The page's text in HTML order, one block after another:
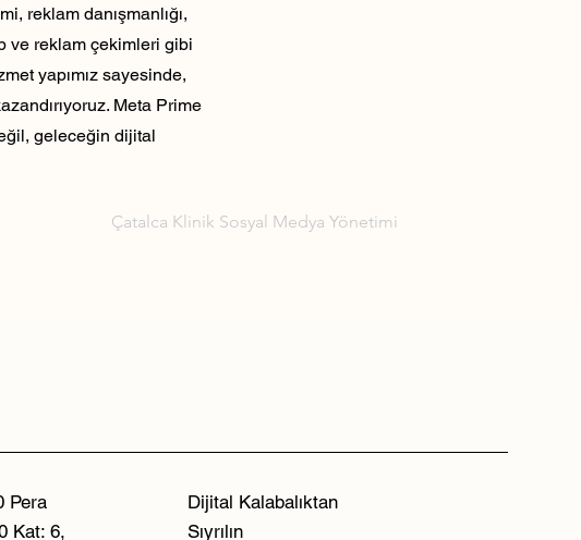
reklam danışmanlığı,
ve reklam çekimleri gibi
yapımız sayesinde,
Meta Prime
geleceğin dijital
Çatalca Klinik Sosyal Medya Yönetimi
Pera
Kat: 6,
Dijital Kalabalıktan
Sıyrılın